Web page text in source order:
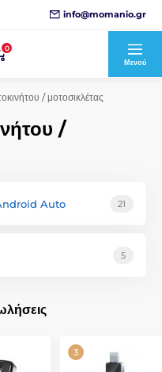
info@momanio.gr
0
Μενού
/ μοτοσικλέτας
/
Android Auto 21
5